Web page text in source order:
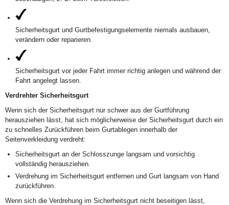
Sicherheitsgurt und Gurtbefestigungselemente niemals ausbauen,
verändern oder reparieren.
Sicherheitsgurt vor jeder Fahrt immer richtig anlegen und während der
Fahrt angelegt lassen.
Verdrehter Sicherheitsgurt
Wenn sich der Sicherheitsgurt nur schwer aus der Gurtführung
herausziehen lässt, hat sich möglicherweise der Sicherheitsgurt durch ein
zu schnelles Zurückführen beim Gurtablegen innerhalb der
Seitenverkleidung verdreht:
Sicherheitsgurt an der Schlosszunge langsam und vorsichtig
vollständig herausziehen.
Verdrehung im Sicherheitsgurt entfernen und Gurt langsam von Hand
zurückführen.
Wenn sich die Verdrehung im Sicherheitsgurt nicht beseitigen lässt,